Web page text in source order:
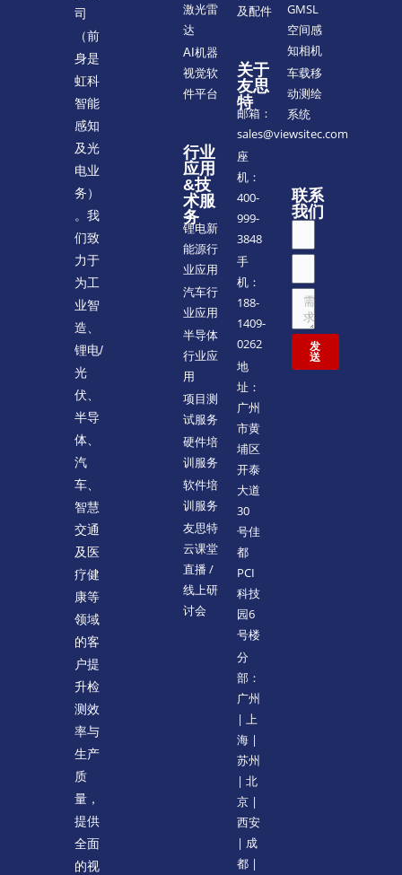
司
（前
身是
虹科
智能
感知
及光
电业
务）
。我
们致
力于
为工
业智
造、
锂电/
光
伏、
半导
体、
汽
车、
智慧
交通
及医
疗健
康等
领域
的客
户提
升检
测效
率与
生产
质
量，
提供
全面
的视
激光雷
达
AI机器
视觉软
件平台
行业
应用
&技
术服
务
锂电新
能源行
业应用
汽车行
业应用
半导体
行业应
用
项目测
试服务
硬件培
训服务
软件培
训服务
友思特
云课堂
直播 /
线上研
讨会
及配件
关于
友思
特
邮箱：
sales@viewsitec.com
座
机：
400-
999-
3848
手
机：
188-
1409-
0262
地
址：
广州
市黄
埔区
开泰
大道
30
号佳
都
PCI
科技
园6
号楼
分
部：
广州
| 上
海 |
苏州
| 北
京 |
西安
| 成
都 |
GMSL
空间感
知相机
车载移
动测绘
系统
联系
我们
发
送